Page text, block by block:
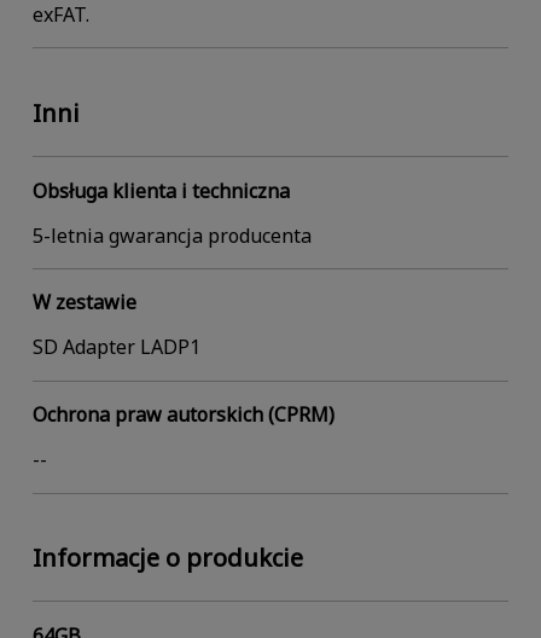
exFAT.
Inni
Obsługa klienta i techniczna
5-letnia gwarancja producenta
W zestawie
SD Adapter LADP1
Ochrona praw autorskich (CPRM)
--
Informacje o produkcie